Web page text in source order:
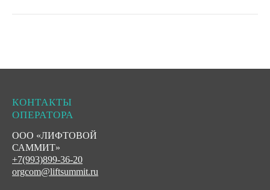
КОНТАКТЫ
ОПЕРАТОРА
ООО «ЛИФТОВОЙ
САММИТ»
+7(993)899-36-20
orgcom@liftsummit.ru